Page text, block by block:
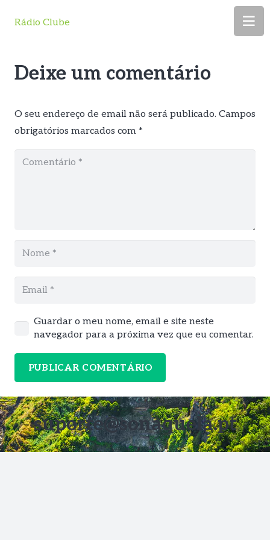
Rádio Clube
Deixe um comentário
O seu endereço de email não será publicado. Campos
obrigatórios marcados com *
Guardar o meu nome, email e site neste
navegador para a próxima vez que eu comentar.
PUBLICAR COMENTÁRIO
suporte@sonaquela.pt